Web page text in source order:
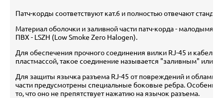
Патч-корды соответствуют кат.6 и полностью отвечают
Материал оболочки и заливной части патч-корда -
ПВХ - LSZH (Low Smoke Zero Halogen).
Для обеспечения прочного соединения вилки RJ-45 и кабеля
пластмассой, такое соединение называется "заливным" или
Для защиты язычка разъема RJ-45 от повреждений и
части предусмотрены специальные боковые ребра.
то, что оно не препятствует нажатию на язычок разъема.